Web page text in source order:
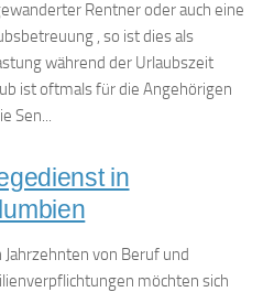
Rentner oder auch eine
, so ist dies als
während der Urlaubszeit
ist oftmals für die Angehörigen
Sen...
in
Jahrzehnten von Beruf und
möchten sich